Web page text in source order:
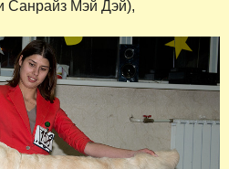
Санрайз Мэй Дэй),